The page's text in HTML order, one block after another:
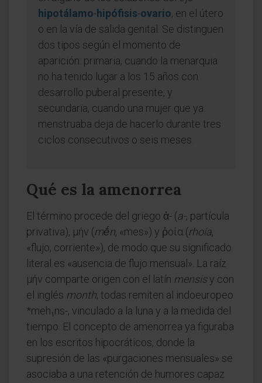
hipotálamo-hipófisis-ovario, en el útero
o en la vía de salida genital. Se distinguen
dos tipos según el momento de
aparición: primaria, cuando la menarquia
no ha tenido lugar a los 15 años con
desarrollo puberal presente, y
secundaria, cuando una mujer que ya
menstruaba deja de hacerlo durante tres
ciclos consecutivos o seis meses.
Qué es la amenorrea
El término procede del griego ἀ- (a-, partícula
privativa), μήν (mḗn, «mes») y ῥοία (rhoía,
«flujo, corriente»), de modo que su significado
literal es «ausencia de flujo mensual». La raíz
μήν comparte origen con el latín mensisy con
el inglés month; todas remiten al indoeuropeo
*meh₁ns-, vinculado a la luna y a la medida del
tiempo. El concepto de amenorrea ya figuraba
en los escritos hipocráticos, donde la
supresión de las «purgaciones mensuales» se
asociaba a una retención de humores capaz